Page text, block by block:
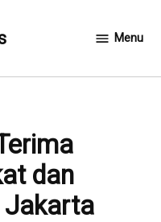
Menu
dan
Jakarta